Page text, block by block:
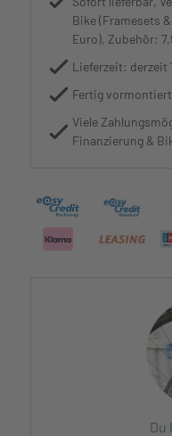
Bike (Framesets
Euro), Zubehör:
Lieferzeit: derzeit
Fertig
Viele
Finanzierung &
Du